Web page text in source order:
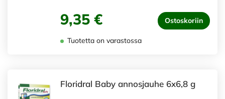
9,35 € Ostoskoriin
Tuotetta on varastossa
Floridral Baby annosjauhe 6x6,8 g